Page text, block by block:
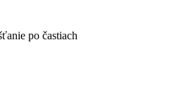
po častiach